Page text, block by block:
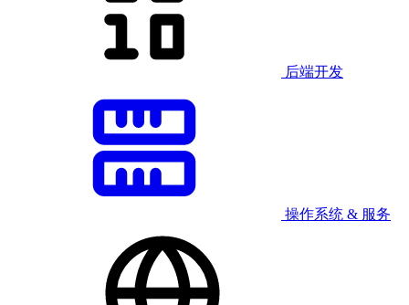
后端开发
操作系统 & 服务